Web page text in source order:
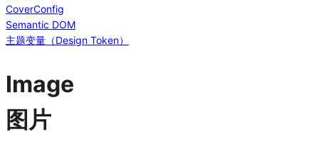
CoverConfig
Semantic DOM
主题变量（Design Token）
Image
图片